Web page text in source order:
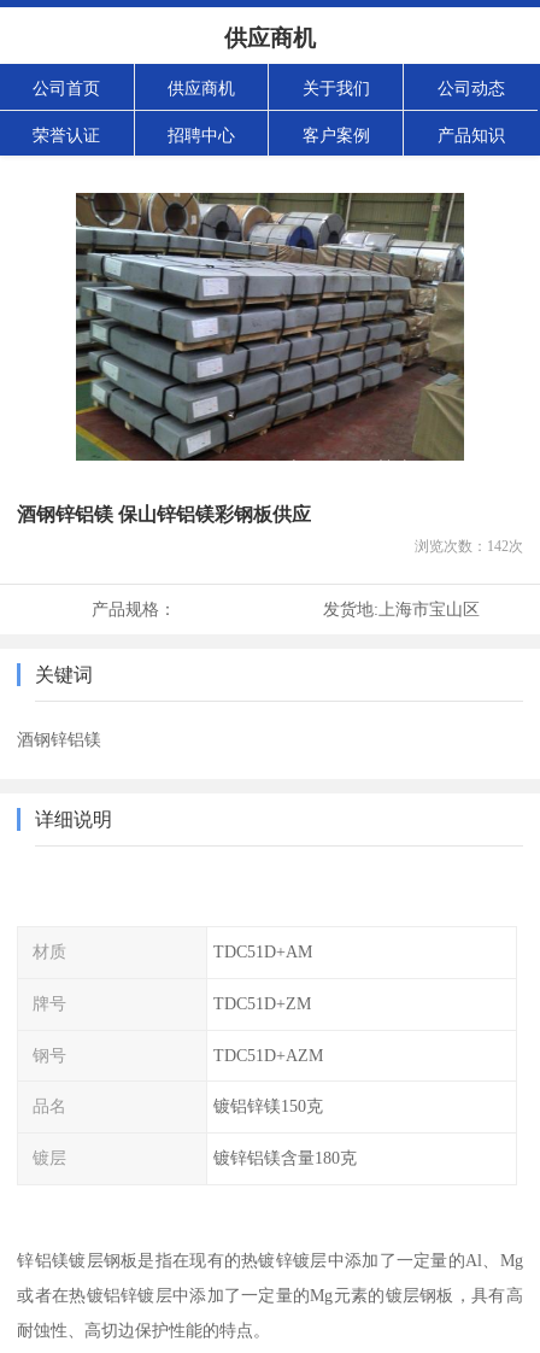
供应商机
公司首页 供应商机 关于我们 公司动态
荣誉认证 招聘中心 客户案例 产品知识
酒钢锌铝镁 保山锌铝镁彩钢板供应
浏览次数： 142次
产品规格： 发货地: 上海市宝山区
关键词
酒钢锌铝镁
详细说明
材质 TDC51D+AM
牌号 TDC51D+ZM
钢号 TDC51D+AZM
品名 镀铝锌镁150克
镀层 镀锌铝镁含量180克
锌铝镁镀层钢板是指在现有的热镀锌镀层中添加了一定量的Al、Mg
或者在热镀铝锌镀层中添加了一定量的Mg元素的镀层钢板，具有高
耐蚀性、高切边保护性能的特点。